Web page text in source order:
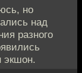
но
над
разного
экшон.